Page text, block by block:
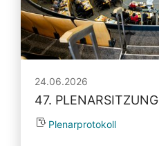
24.06.2026
47. PLENARSITZUNG
Plenarprotokoll